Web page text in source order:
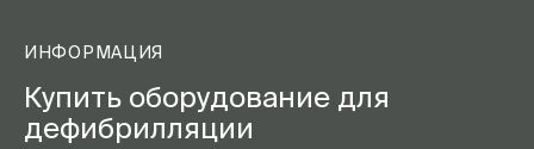
ИНФОРМАЦИЯ
Купить оборудование для
дефибрилляции